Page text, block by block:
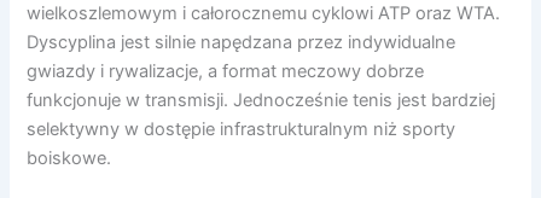
wielkoszlemowym i całorocznemu cyklowi ATP oraz WTA.
Dyscyplina jest silnie napędzana przez indywidualne
gwiazdy i rywalizacje, a format meczowy dobrze
funkcjonuje w transmisji. Jednocześnie tenis jest bardziej
selektywny w dostępie infrastrukturalnym niż sporty
boiskowe.